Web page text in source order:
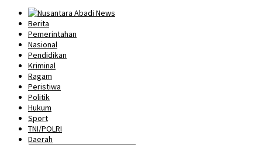
Berita
Pemerintahan
Nasional
Pendidikan
Kriminal
Ragam
Peristiwa
Politik
Hukum
Sport
TNI/POLRI
Daerah